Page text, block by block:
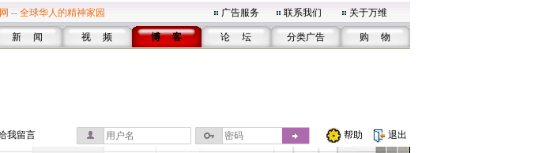
-- 全球华人的精神家园 广告服务 联系我们 关于万维
新 闻 视 频 博 客 论 坛 分类广告 购 物
我留言 帮助 退出